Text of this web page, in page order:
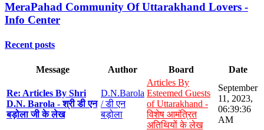
MeraPahad Community Of Uttarakhand Lovers -
Info Center
Recent posts
Message Author Board Date
Re: Articles By Shri
D.N. Barola - श्री डी एन
बड़ोला जी के लेख
D.N.Barola
/ डी एन
बड़ोला
Articles By
Esteemed Guests
of Uttarakhand -
विशेष आमंत्रित
अतिथियों के लेख
September
11, 2023,
06:39:36
AM